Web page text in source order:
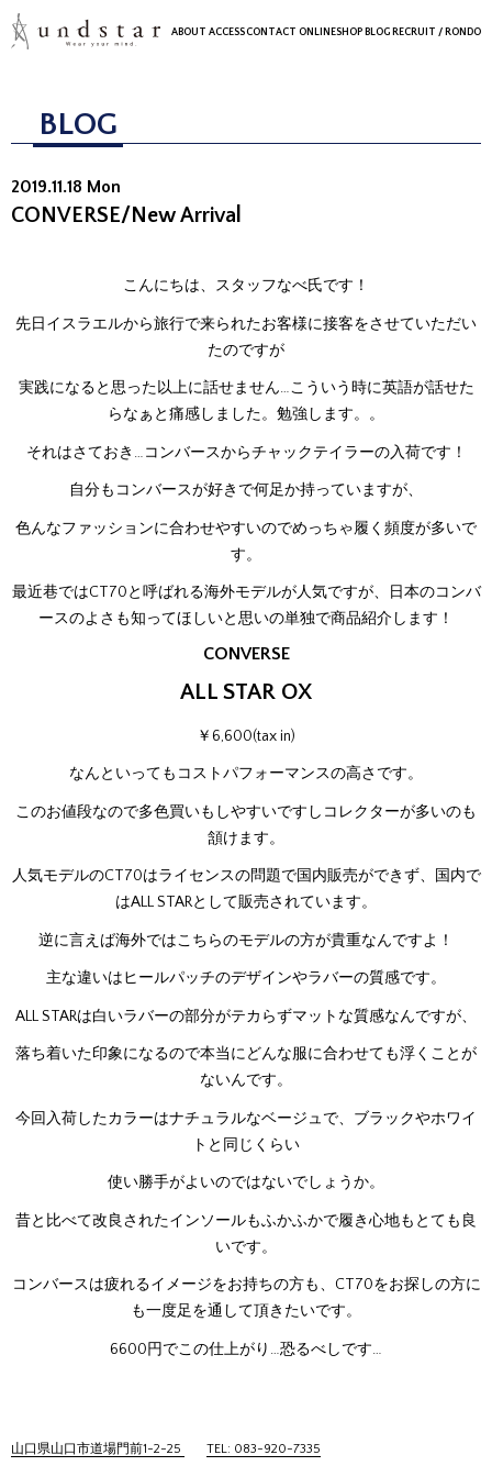
ABOUT ACCESSCONTACT ONLINESHOP BLOG RECRUIT / RONDO
BLOG
2019.11.18 Mon
CONVERSE/New Arrival
こんにちは、スタッフなべ氏です！
先日イスラエルから旅行で来られたお客様に接客をさせていただい
たのですが
実践になると思った以上に話せません…こういう時に英語が話せた
らなぁと痛感しました。勉強します。。
それはさておき…コンバースからチャックテイラーの入荷です！
自分もコンバースが好きで何足か持っていますが、
色んなファッションに合わせやすいのでめっちゃ履く頻度が多いで
す。
最近巷ではCT70と呼ばれる海外モデルが人気ですが、日本のコンバ
ースのよさも知ってほしいと思いの単独で商品紹介します！
CONVERSE
ALL STAR OX
￥6,600(tax in)
なんといってもコストパフォーマンスの高さです。
このお値段なので多色買いもしやすいですしコレクターが多いのも
頷けます。
人気モデルのCT70はライセンスの問題で国内販売ができず、国内で
はALL STARとして販売されています。
逆に言えば海外ではこちらのモデルの方が貴重なんですよ！
主な違いはヒールパッチのデザインやラバーの質感です。
ALL STARは白いラバーの部分がテカらずマットな質感なんですが、
落ち着いた印象になるので本当にどんな服に合わせても浮くことが
ないんです。
今回入荷したカラーはナチュラルなベージュで、ブラックやホワイ
トと同じくらい
使い勝手がよいのではないでしょうか。
昔と比べて改良されたインソールもふかふかで履き心地もとても良
いです。
コンバースは疲れるイメージをお持ちの方も、CT70をお探しの方に
も一度足を通して頂きたいです。
6600円でこの仕上がり…恐るべしです…
山口県山口市道場門前1-2-25 TEL: 083-920-7335